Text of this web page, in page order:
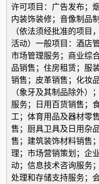
许可项目：广告发布；
内装饰装修；音像制品
（依法须经批准的项
活动）一般项目：酒店
市场管理服务；商业综
品销售；住房租赁；服
销售；皮革销售；化妆
（象牙及其制品除外
服务；日用百货销售；
工；体育用品及器材零
售；厨具卫具及日用杂
售；建筑装饰材料销售
理；市场营销策划；企
动；信息技术咨询服务
处理和存储支持服务；